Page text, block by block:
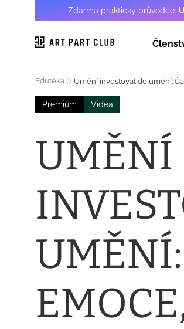
Zdarma praktický průvodce:
Edutéka Umění investovat do umění:
Premium Videa
UMĚNÍ
UMĚNÍ: